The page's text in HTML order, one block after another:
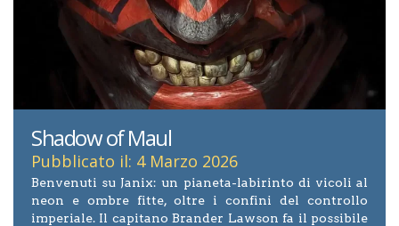
Shadow of Maul
Pubblicato il: 4 Marzo 2026
Benvenuti su Janix: un pianeta-labirinto di vicoli al
neon e ombre fitte, oltre i confini del controllo
imperiale. Il capitano Brander Lawson fa il possibile